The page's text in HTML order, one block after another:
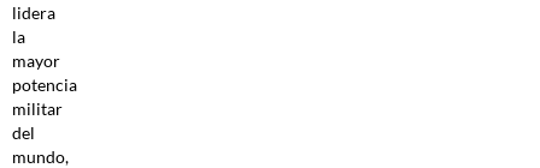
lidera
la
mayor
potencia
militar
del
mundo,